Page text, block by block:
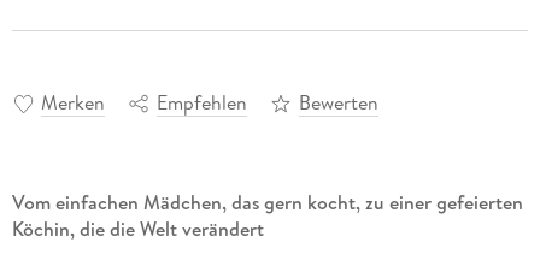
Merken Empfehlen Bewerten
Vom einfachen Mädchen, das gern kocht, zu einer gefeierten
Köchin, die die Welt verändert